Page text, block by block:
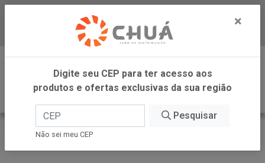
Baixe já nosso APP
0
INÍCIO
SC JOHNSON
×
Digite seu CEP para ter acesso aos
produtos e ofertas exclusivas da sua região
Pesquisar
Não sei meu CEP